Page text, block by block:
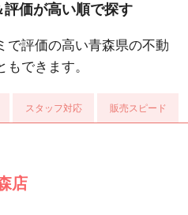
価が高い順で探す
で評価の高い青森県の不動
できます。
スタッフ対応 販売スピード
店